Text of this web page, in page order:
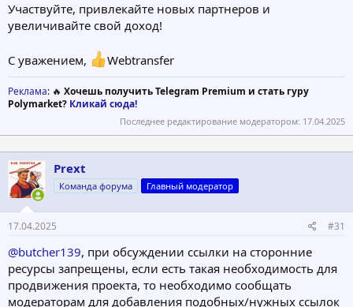
Участвуйте, привлекайте новых партнеров и
увеличивайте свой доход!
С уважением, Webtransfer
Реклама: 🔥 Хочешь получить Telegram Premium и стать гуру
Polymarket? Кликай сюда!
Последнее редактирование модератором: 17.04.2025
Prext
Команда форума Главный модератор
17.04.2025 #31
@butcher139, при обсуждении ссылки на сторонние
ресурсы запрещены, если есть такая необходимость для
продвижения проекта, то необходимо сообщать
модераторам для добавления подобных/нужных ссылок